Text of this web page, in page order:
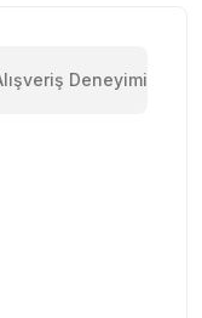
Deneyimi